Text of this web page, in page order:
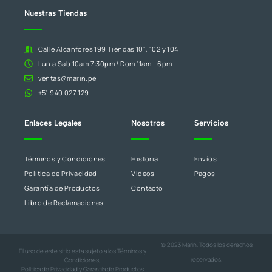
blanco.
Nuestras Tiendas
Calle Alcanfores 199 Tiendas 101, 102 y 104
Lun a Sab 10am 7:30pm / Dom 11am - 6pm
ventas@marin.pe
+51 940 027 129
Enlaces Legales
Términos y Condiciones
Política de Privacidad
Garantía de Productos
Libro de Reclamaciones
Nosotros
Historia
Videos
Contacto
Servicios
Envíos
Pagos
El uso de este sitio esta sujeto a los Términos y
Condiciones
Política de Privacidad yGarantía de Productos
© 2023 Marin. Todos los derechos
reservados.